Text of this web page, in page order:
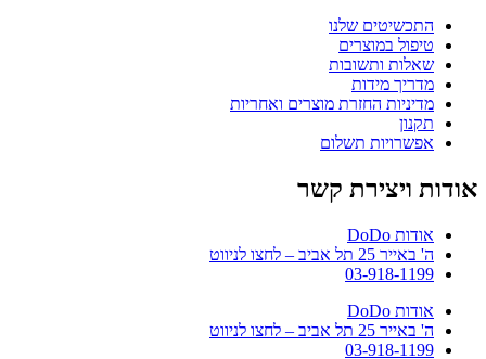
התכשיטים שלנו
טיפול במוצרים
שאלות ותשובות
מדריך מידות
מדיניות החזרת מוצרים ואחריות
תקנון
אפשרויות תשלום
אודות ויצירת קשר
אודות DoDo
ה' באייר 25 תל אביב – לחצו לניווט
03-918-1199
אודות DoDo
ה' באייר 25 תל אביב – לחצו לניווט
03-918-1199